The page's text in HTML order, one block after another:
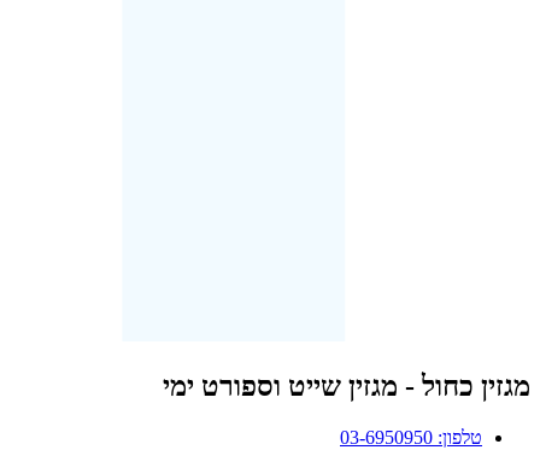
מגזין כחול - מגזין שייט וספורט ימי
טלפון: 03-6950950